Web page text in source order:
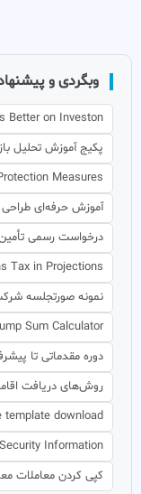
وبگردی و
Better on Investon
پکیج آموزش تحلیل
Measures
آموزش حرفه‌ای طراحی
درخواست رسمی
Tax in Projections
نمونه صورتجلسه
Sum Calculator
دوره مقدماتی تا
روش‌های دریافت
template download
Information
کپی کردن معاملات